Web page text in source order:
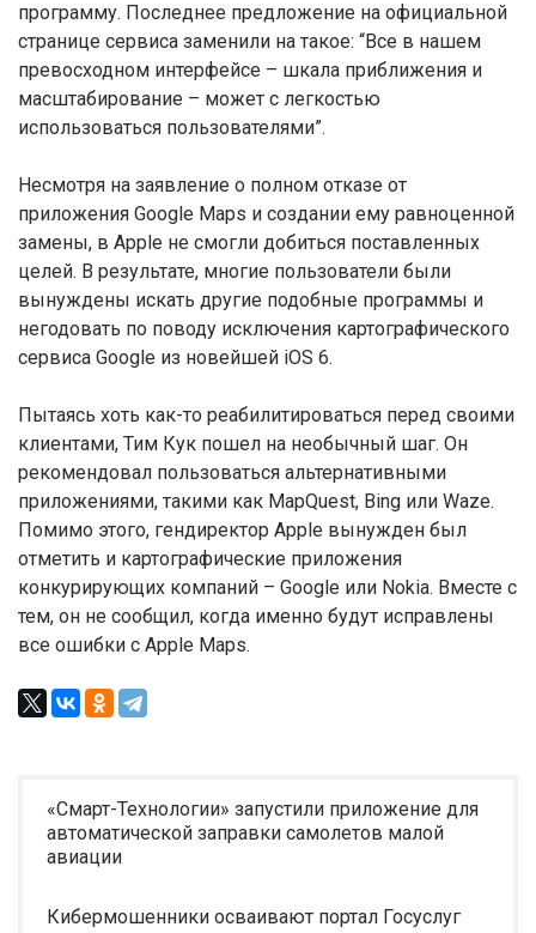
программу. Последнее предложение на официальной
странице сервиса заменили на такое: “Все в нашем
превосходном интерфейсе – шкала приближения и
масштабирование – может с легкостью
использоваться пользователями”.
Несмотря на заявление о полном отказе от
приложения Google Maps и создании ему равноценной
замены, в Apple не смогли добиться поставленных
целей. В результате, многие пользователи были
вынуждены искать другие подобные программы и
негодовать по поводу исключения картографического
сервиса Google из новейшей iOS 6.
Пытаясь хоть как-то реабилитироваться перед своими
клиентами, Тим Кук пошел на необычный шаг. Он
рекомендовал пользоваться альтернативными
приложениями, такими как MapQuest, Bing или Waze.
Помимо этого, гендиректор Apple вынужден был
отметить и картографические приложения
конкурирующих компаний – Google или Nokia. Вместе с
тем, он не сообщил, когда именно будут исправлены
все ошибки с Apple Maps.
«Смарт-Технологии» запустили приложение для
автоматической заправки самолетов малой
авиации
Кибермошенники осваивают портал Госуслуг